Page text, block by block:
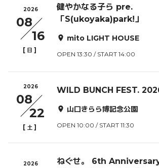
2026
08
16
[ 日]
健やかなる子ら pre.
「S(ukoyaka)park!」
mito LIGHT HOUSE
OPEN 13:30 / START 14:00
2026
08
22
[ 土]
WILD BUNCH FEST.
山口きらら博記念公園
OPEN 10:00 / START 11:30
2026
ねぐせ。 6th